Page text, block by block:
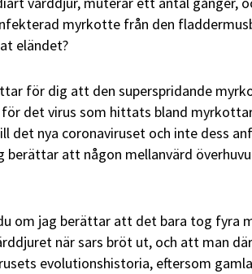
myrkotte från den
eländet?
för dig att den superspridande
det virus som hittats bland
det nya coronaviruset och inte dess
berättar att någon mellanvärd
om jag berättar att det bara tog fyra
när sars bröt ut, och att man
evolutionshistoria, eftersom